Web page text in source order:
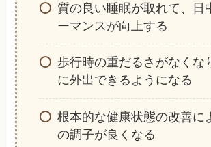
質の良い睡眠が取れて、日
ーマンスが向上する
歩行時の重だるさがなくな
に外出できるようになる
根本的な健康状態の改善に
の調子が良くなる